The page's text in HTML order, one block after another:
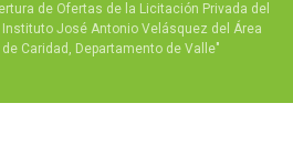
de Ofertas de la Licitación Privada del
José Antonio Velásquez del Área
Caridad, Departamento de Valle"